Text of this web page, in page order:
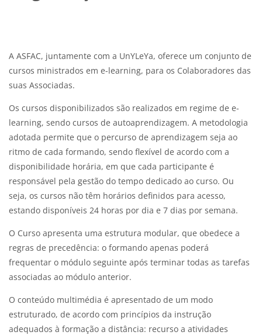
A ASFAC, juntamente com a UnYLeYa, oferece um conjunto de
cursos ministrados em e-learning, para os Colaboradores das
suas Associadas.
Os cursos disponibilizados são realizados em regime de e-
learning, sendo cursos de autoaprendizagem. A metodologia
adotada permite que o percurso de aprendizagem seja ao
ritmo de cada formando, sendo flexível de acordo com a
disponibilidade horária, em que cada participante é
responsável pela gestão do tempo dedicado ao curso. Ou
seja, os cursos não têm horários definidos para acesso,
estando disponíveis 24 horas por dia e 7 dias por semana.
O Curso apresenta uma estrutura modular, que obedece a
regras de precedência: o formando apenas poderá
frequentar o módulo seguinte após terminar todas as tarefas
associadas ao módulo anterior.
O conteúdo multimédia é apresentado de um modo
estruturado, de acordo com princípios da instrução
adequados à formação a distância: recurso a atividades